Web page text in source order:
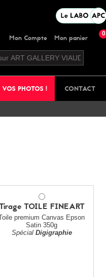
Mon Compte Mon panier 0
PHOTOS ! CONTACT
TOILE FINEART
premium Canvas Epson
Satin 350g
Spécial Digigraphie